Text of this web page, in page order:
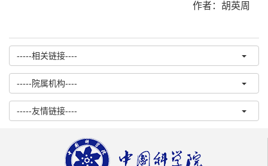
作者：胡英周
-----相关链接----
-----院属机构----
-----友情链接----